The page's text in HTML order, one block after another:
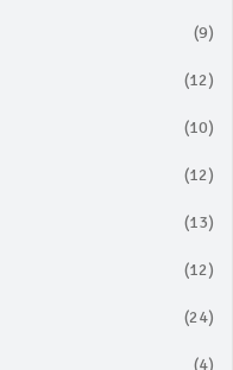
(9)
(12)
(10)
(12)
(13)
(12)
(24)
(4)